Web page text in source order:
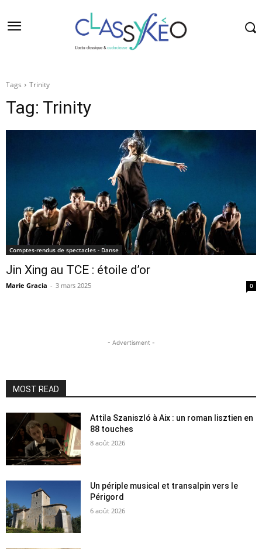
Tags Trinity
Tag: Trinity
Comptes-rendus de spectacles - Danse
Jin Xing au TCE : étoile d’or
Marie Gracia - 3 mars 2025 0
- Advertisment -
MOST READ
Attila Szaniszló à Aix : un roman lisztien en
88 touches
8 août 2026
Un périple musical et transalpin vers le
Périgord
6 août 2026